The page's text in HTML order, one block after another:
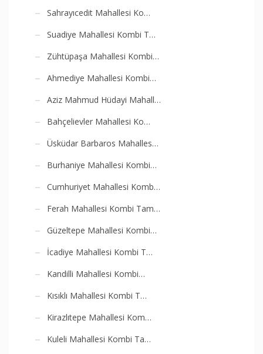
Sahrayıcedit Mahallesi Ko…
Suadiye Mahallesi Kombi T…
Zühtüpaşa Mahallesi Kombi…
Ahmediye Mahallesi Kombi…
Aziz Mahmud Hüdayi Mahall…
Bahçelievler Mahallesi Ko…
Üsküdar Barbaros Mahalles…
Burhaniye Mahallesi Kombi…
Cumhuriyet Mahallesi Komb…
Ferah Mahallesi Kombi Tam…
Güzeltepe Mahallesi Kombi…
İcadiye Mahallesi Kombi T…
Kandilli Mahallesi Kombi…
Kısıklı Mahallesi Kombi T…
Kirazlıtepe Mahallesi Kom…
Kuleli Mahallesi Kombi Ta…